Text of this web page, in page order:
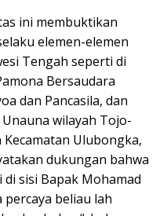
ini membuktikan
elemen-elemen
Tengah seperti di
Bersaudara
dan Pancasila, dan
wilayah Tojo-
Ulubongka,
dukungan bahwa
sisi Bapak Mohamad
beliau lah